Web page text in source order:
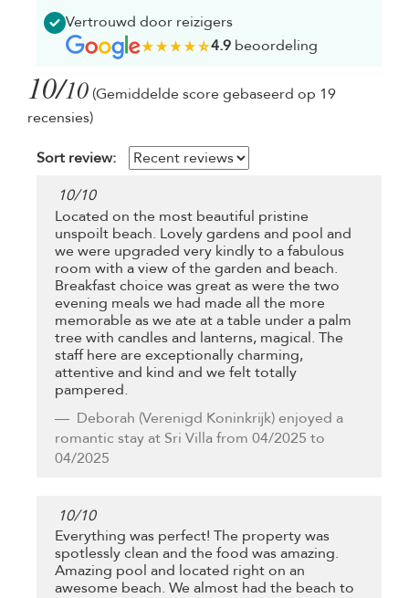
Vertrouwd door reizigers
4.9beoordeling
10/10 (Gemiddelde score gebaseerd op 19
recensies)
Sort review:
10/10
Located on the most beautiful pristine
unspoilt beach. Lovely gardens and pool and
we were upgraded very kindly to a fabulous
room with a view of the garden and beach.
Breakfast choice was great as were the two
evening meals we had made all the more
memorable as we ate at a table under a palm
tree with candles and lanterns, magical. The
staff here are exceptionally charming,
attentive and kind and we felt totally
pampered.
Deborah (Verenigd Koninkrijk) enjoyed a
romantic stay at Sri Villa from 04/2025 to
04/2025
10/10
Everything was perfect! The property was
spotlessly clean and the food was amazing.
Amazing pool and located right on an
awesome beach. We almost had the beach to